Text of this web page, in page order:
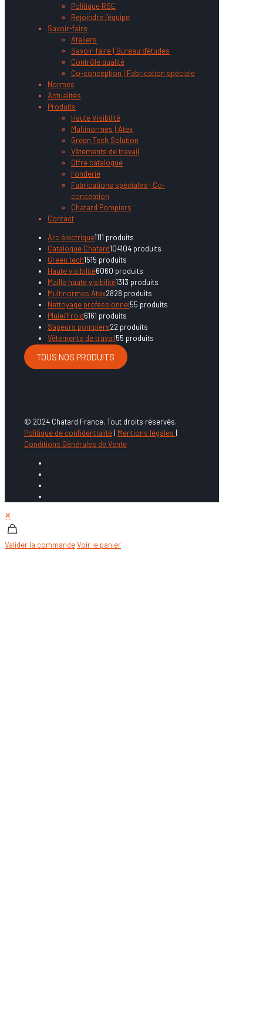
Politique RSE
Rejoindre l’équipe
Savoir-faire
Ateliers
Savoir-faire | Bureau d’études
Contrôle qualité
Co-conception | Fabrication spéciale
Normes
Actualités
Produits
Haute Visibilité
Multinormes | Atex
Green Tech Solution
Vêtements de travail
Offre catalogue
Fonderie
Fabrications spéciales | Co-
conception
Chatard Pompiers
Contact
Arc électrique1111 produits
Catalogue Chatard104104 produits
Green tech1515 produits
Haute visibilité6060 produits
Maille haute visibilité1313 produits
Multinormes Atex2828 produits
Nettoyage professionnel55 produits
Pluie/Froid6161 produits
Sapeurs pompiers22 produits
Vêtements de travail55 produits
TOUS NOS PRODUITS
© 2024 Chatard France. Tout droits réservés.
Politique de confidentialité | Mentions légales |
Conditions Générales de Vente
✕
Valider la commandeVoir le panier